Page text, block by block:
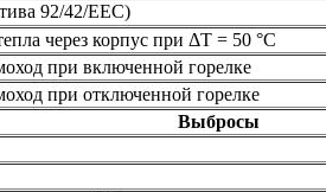
92/42/EEC)
через корпус при ΔT = 50 °C
при включенной горелке
при отключенной горелке
Выбросы